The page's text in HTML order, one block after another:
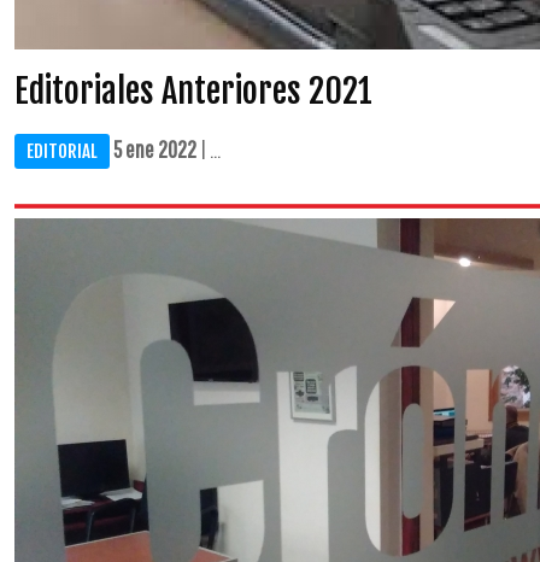
Editoriales Anteriores 2021
EDITORIAL 5 ene 2022 | ...